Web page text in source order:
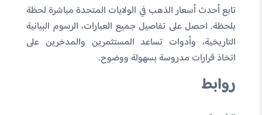
تابع أحدث أسعار الذهب في الولايات المتحدة مباشرة لحظة
بلحظة. احصل على تفاصيل جميع العيارات، الرسوم البيانية
التاريخية، وأدوات تساعد المستثمرين والمدخرين على
اتخاذ قرارات مدروسة بسهولة ووضوح.
روابط